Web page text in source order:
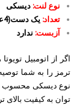
نوع لنت: دیسکی
تعداد: یک دست(4عدد)
آزبست: ندارد
ترمز را به شما
نوع دیسکی محسوب
توان به کیفیت بالای